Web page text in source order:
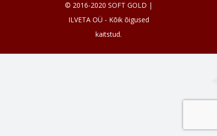
© 2016-2020 SOFT GOLD |
ILVETA OÜ - Kõik õigused
kaitstud.